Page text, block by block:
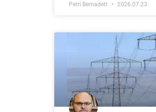
Petri Bernadett 2026.07.23.